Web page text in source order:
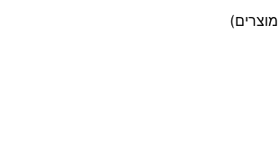
מוצרים)